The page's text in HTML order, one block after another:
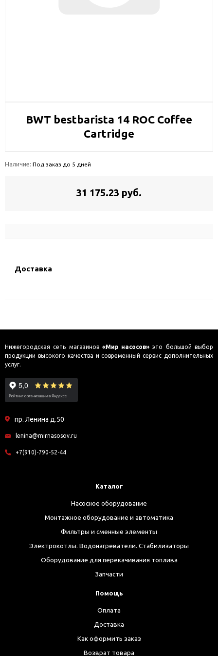
BWT bestbarista 14 ROC Coffee
Cartridge
Наличие: Под заказ до 5 дней
31 175.23 руб.
Доставка
Нижегородская сеть магазинов «Мир насосов» это большой выбор
продукции высокого качества и современный сервис дополнительных
услуг.
пр. Ленина д.50
lenina@mirnasosov.ru
+7(910)-790-52-44
Каталог
Насосное оборудование
Монтажное оборудование и автоматика
Фильтры и сменные элементы
Электрокотлы. Водонагреватели. Стабилизаторы
Оборудование для перекачивания топлива
Запчасти
Помощь
Оплата
Доставка
Как оформить заказ
Возврат товара